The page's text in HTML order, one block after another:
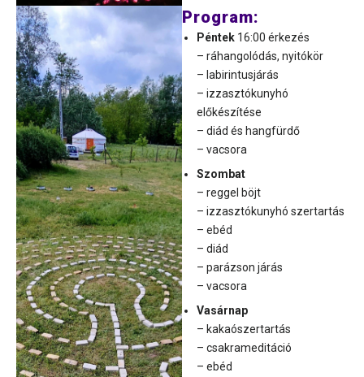
Program:
Péntek 16:00 érkezés
– ráhangolódás, nyitókör
– labirintusjárás
– izzasztókunyhó
előkészítése
– diád és hangfürdő
– vacsora
Szombat
– reggel böjt
– izzasztókunyhó szertartás
– ebéd
– diád
– parázson járás
– vacsora
Vasárnap
– kakaószertartás
– csakrameditáció
– ebéd